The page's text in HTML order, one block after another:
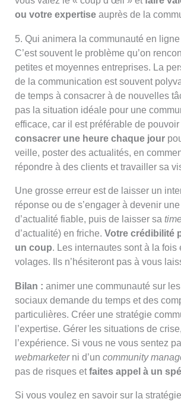
ou votre expertise auprès de la
5. Qui animera la communauté en
C’est souvent le problème qu’on
petites et moyennes entreprises. La
de la communication est souvent
de temps à consacrer à de nouvelles
pas la situation idéale pour une
efficace, car il est préférable de
consacrer une heure chaque jour
veille, poster des actualités, en
répondre à des clients et travailler sa
Une grosse erreur est de laisser un
réponse ou de s’engager à devenir
d’actualité fiable, puis de laisser sa
d’actualité) en friche.Votre crédibilité
un coup. Les internautes sont à la fois
volages. Ils n’hésiteront pas à vous
Bilan : animer une communauté sur
sociaux demande du temps et des
particulières. Créer une stratégie
l’expertise. Gérer les situations de
l’expérience. Si vous ne vous sentez
webmarketerni d’uncommunity
pas de risques etfaites appel à un
Si vous voulez en savoir sur la